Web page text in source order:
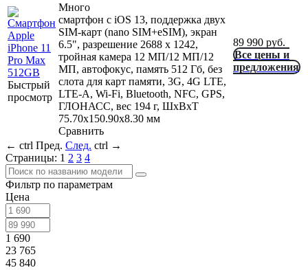
Быстрый
просмотр
Много
смартфон с iOS 13, поддержка двух
SIM-карт (nano SIM+eSIM), экран
6.5", разрешение 2688 x 1242,
тройная камера 12 МП/12 МП/12
МП, автофокус, память 512 Гб, без
слота для карт памяти, 3G, 4G LTE,
LTE-A, Wi-Fi, Bluetooth, NFC, GPS,
ГЛОНАСС, вес 194 г, ШxВxТ
75.70x150.90x8.30 мм
Сравнить
89 990 руб.
Все цены и
предложения
← ctrl Пред. След. ctrl →
Страницы: 1 2 3 4
Фильтр по параметрам
Цена
1 690
23 765
45 840